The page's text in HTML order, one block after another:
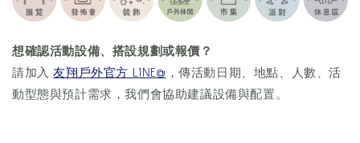
想確認活動設備、搭設規劃或報價？
請加入友翔戶外官方 LINE@ ，傳活動日期、地點、人數、活
動型態與預計需求，我們會協助建議設備與配置。